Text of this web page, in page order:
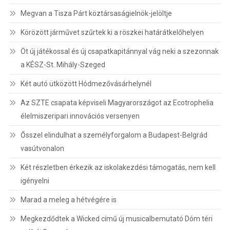
Megvan a Tisza Párt köztársaságielnök-jelöltje
Körözött járművet szűrtek ki a röszkei határátkelőhelyen
Öt új játékossal és új csapatkapitánnyal vág neki a szezonnak
a KÉSZ-St. Mihály-Szeged
Két autó ütközött Hódmezővásárhelynél
Az SZTE csapata képviseli Magyarországot az Ecotrophelia
élelmiszeripari innovációs versenyen
Ősszel elindulhat a személyforgalom a Budapest-Belgrád
vasútvonalon
Két részletben érkezik az iskolakezdési támogatás, nem kell
igényelni
Marad a meleg a hétvégére is
Megkezdődtek a Wicked című új musicalbemutató Dóm téri